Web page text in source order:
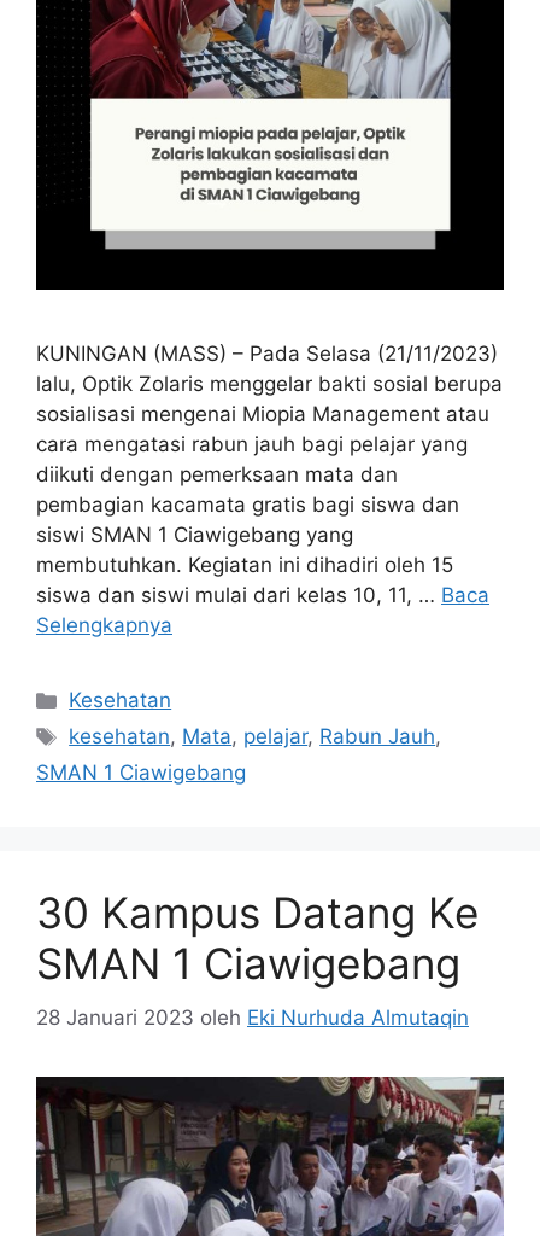
KUNINGAN (MASS) – Pada Selasa (21/11/2023)
lalu, Optik Zolaris menggelar bakti sosial berupa
sosialisasi mengenai Miopia Management atau
cara mengatasi rabun jauh bagi pelajar yang
diikuti dengan pemerksaan mata dan
pembagian kacamata gratis bagi siswa dan
siswi SMAN 1 Ciawigebang yang
membutuhkan. Kegiatan ini dihadiri oleh 15
siswa dan siswi mulai dari kelas 10, 11, … Baca
Selengkapnya
Kategori
Kesehatan
Tag
kesehatan, Mata, pelajar, Rabun Jauh,
SMAN 1 Ciawigebang
30 Kampus Datang Ke
SMAN 1 Ciawigebang
28 Januari 2023 oleh Eki Nurhuda Almutaqin